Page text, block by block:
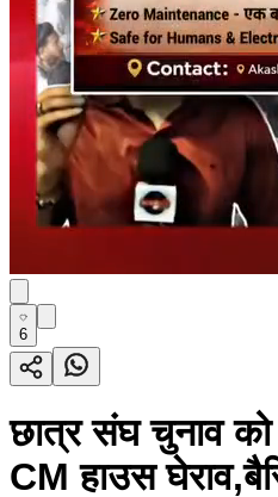
6
छात्र संघ चुनाव
CM हाउस